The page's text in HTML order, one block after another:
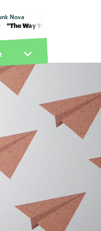
Nova
Move" von OutKast feat.